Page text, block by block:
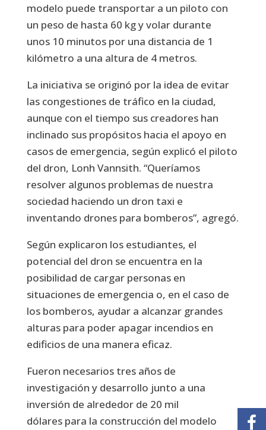
modelo puede transportar a un piloto con
un peso de hasta 60 kg y volar durante
unos 10 minutos por una distancia de 1
kilómetro a una altura de 4 metros.
La iniciativa se originó por la idea de evitar
las congestiones de tráfico en la ciudad,
aunque con el tiempo sus creadores han
inclinado sus propósitos hacia el apoyo en
casos de emergencia, según explicó el piloto
del dron, Lonh Vannsith. “Queríamos
resolver algunos problemas de nuestra
sociedad haciendo un dron taxi e
inventando drones para bomberos”, agregó.
Según explicaron los estudiantes, el
potencial del dron se encuentra en la
posibilidad de cargar personas en
situaciones de emergencia o, en el caso de
los bomberos, ayudar a alcanzar grandes
alturas para poder apagar incendios en
edificios de una manera eficaz.
Fueron necesarios tres años de
investigación y desarrollo junto a una
inversión de alrededor de 20 mil
dólares para la construcción del modelo